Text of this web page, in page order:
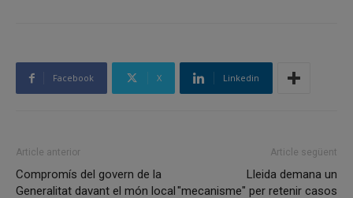
Facebook X Linkedin
Article anterior
Compromís del govern de la
Generalitat davant el món local
Article següent
Lleida demana un
"mecanisme" per retenir casos